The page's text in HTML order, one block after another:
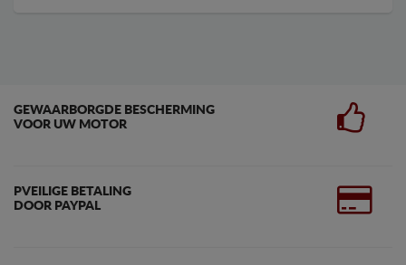
GEWAARBORGDE BESCHERMING
VOOR UW MOTOR
PVEILIGE BETALING
DOOR PAYPAL